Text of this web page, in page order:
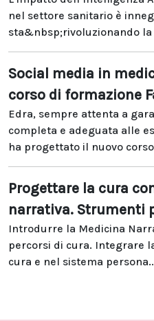
nel settore sanitario è
sta&nbsp;rivoluzionando
Social media in
corso di formazione
Edra, sempre attenta a
completa e adeguata alle
ha progettato il nuovo
Progettare la cura
narrativa. Strumenti
Introdurre la Medicina
percorsi di cura. Integrare
cura e nel sistema